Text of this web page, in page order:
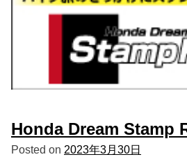
Honda Dream Stamp
Posted on 2023年3月30日